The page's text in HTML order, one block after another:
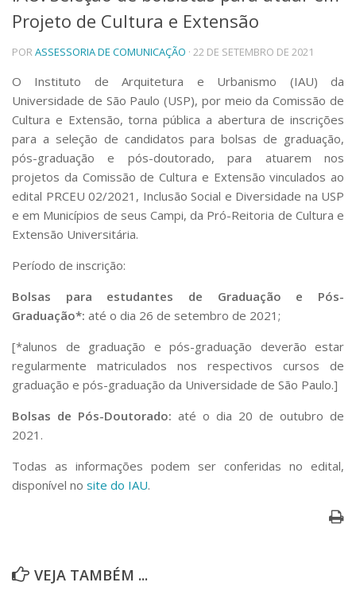
Telefones e Mapas
Pessoas
Ensino
Graduação
Pós-Graduação
Educação a distância
Cursos de Extensão
Pesquisa e Inovação
Linhas de Pesquisa
Centros, Núcleos e Projetos em Rede
Pós-doutorado
Iniciação Científica
Transferência de Tecnologia
Empresas Juniores
Projetos, Programas e Cursos
Artes, Cultura e Esportes
Museus e Espaços Interativos
Serviços
Bibliotecas
Segurança, Trânsito e Prevenção
Comunicação
Defesa de Teses
Projeto de Cultura e Extensão
PORASSESSORIA DE COMUNICAÇÃO · 22 DE SETEMBRO DE 2021
O Instituto de Arquitetura e Urbanismo (IAU) da
Universidade de São Paulo (USP), por meio da Comissão de
Cultura e Extensão, torna pública a abertura de inscrições
para a seleção de candidatos para bolsas de graduação,
pós-graduação e pós-doutorado, para atuarem nos
projetos da Comissão de Cultura e Extensão vinculados ao
edital PRCEU 02/2021, Inclusão Social e Diversidade na USP
e em Municípios de seus Campi, da Pró-Reitoria de Cultura e
Extensão Universitária.
Período de inscrição:
Bolsas para estudantes de Graduação e Pós-
Graduação*: até o dia 26 de setembro de 2021;
[*alunos de graduação e pós-graduação deverão estar
regularmente matriculados nos respectivos cursos de
graduação e pós-graduação da Universidade de São Paulo.]
Bolsas de Pós-Doutorado: até o dia 20 de outubro de
2021.
Todas as informações podem ser conferidas no edital,
disponível no site do IAU.
VEJA TAMBÉM ...